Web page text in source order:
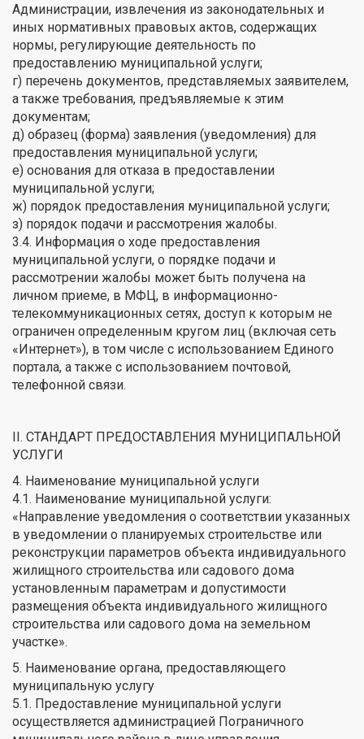
Администрации, извлечения из законодательных и
иных нормативных правовых актов, содержащих
нормы, регулирующие деятельность по
предоставлению муниципальной услуги;
г) перечень документов, представляемых заявителем,
а также требования, предъявляемые к этим
документам;
д) образец (форма) заявления (уведомления) для
предоставления муниципальной услуги;
е) основания для отказа в предоставлении
муниципальной услуги;
ж) порядок предоставления муниципальной услуги;
з) порядок подачи и рассмотрения жалобы.
3.4. Информация о ходе предоставления
муниципальной услуги, о порядке подачи и
рассмотрении жалобы может быть получена на
личном приеме, в МФЦ, в информационно-
телекоммуникационных сетях, доступ к которым не
ограничен определенным кругом лиц (включая сеть
«Интернет»), в том числе с использованием Единого
портала, а также с использованием почтовой,
телефонной связи.
II. СТАНДАРТ ПРЕДОСТАВЛЕНИЯ МУНИЦИПАЛЬНОЙ
УСЛУГИ
4. Наименование муниципальной услуги
4.1. Наименование муниципальной услуги:
«Направление уведомления о соответствии указанных
в уведомлении о планируемых строительстве или
реконструкции параметров объекта индивидуального
жилищного строительства или садового дома
установленным параметрам и допустимости
размещения объекта индивидуального жилищного
строительства или садового дома на земельном
участке».
5. Наименование органа, предоставляющего
муниципальную услугу
5.1. Предоставление муниципальной услуги
осуществляется администрацией Пограничного